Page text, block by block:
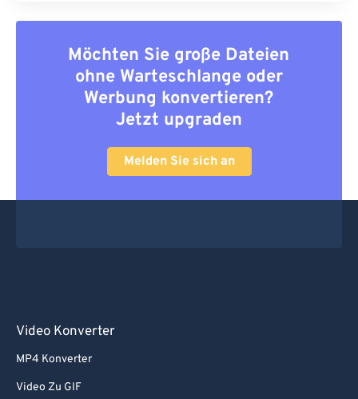
Möchten Sie große Dateien
ohne Warteschlange oder
Werbung konvertieren?
Jetzt upgraden
Melden Sie sich an
Video Konverter
MP4 Konverter
Video Zu GIF